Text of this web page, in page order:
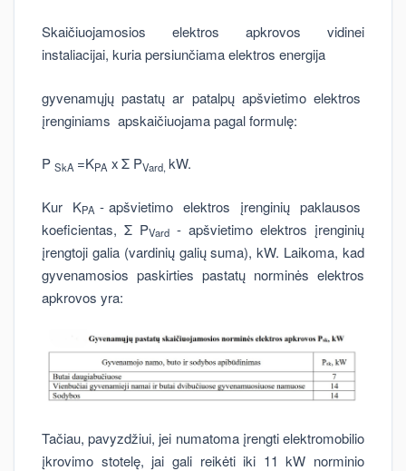
Skaičiuojamosios elektros apkrovos vidinei
instaliacijai, kuria persiunčiama elektros energija
gyvenamųjų pastatų ar patalpų apšvietimo elektros
įrenginiams apskaičiuojama pagal formulę:
P SkA =KPA xΣ PVard, kW.
Kur KPA - apšvietimo elektros įrenginių paklausos
koeficientas, Σ PVard - apšvietimo elektros įrenginių
įrengtoji galia (vardinių galių suma), kW. Laikoma, kad
gyvenamosios paskirties pastatų norminės elektros
apkrovos yra:
Tačiau, pavyzdžiui, jei numatoma įrengti elektromobilio
įkrovimo stotelę, jai gali reikėti iki 11 kW norminio